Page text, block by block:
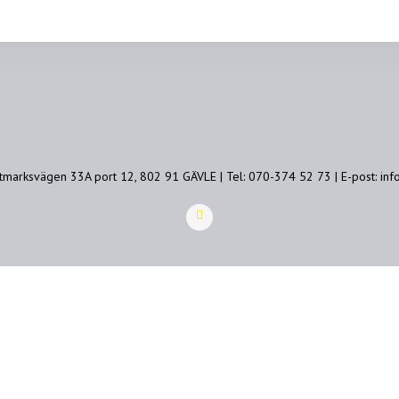
33A port 12, 802 91 GÄVLE | Tel: 070-374 52 73 | E-post: